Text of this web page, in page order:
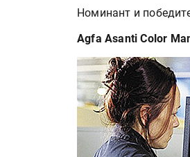
Номинант и
Agfa Asanti Color